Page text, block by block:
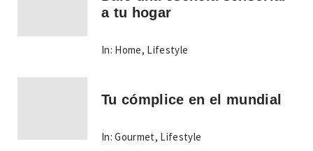
a tu hogar
In: Home, Lifestyle
Tu cómplice en el mundial
In: Gourmet, Lifestyle